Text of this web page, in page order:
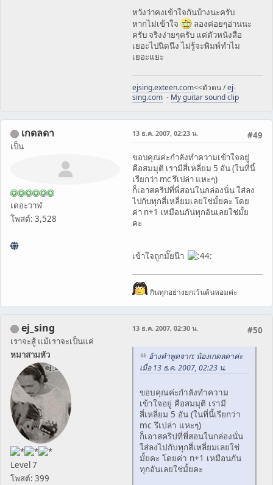
หวังว่าคงเข้าใจกันบ้างนะครับ
หากไม่เข้าใจ
ลองค่อยๆอ่านนะ
ครับ จริงง่ายๆครับ แต่ตัวหนังสือ
เยอะไปนิดนึง ไม่รู้จะพิมพ์ทำไม
เยอะแยะ
ejsing.exteen.com<<ตัวตน /ej-
sing.com - My guitar sound clip
เกดลดา
เป็น
เดอะวาฬ
โพสต์: 3,528
#49
13 ธ.ค. 2007, 02:23 น.
ขอบคุณค่ะกำลังทำความเข้าใจอยู่
คือสมมุติ เรามีสี่เหลี่ยม 5 อัน (ในที่นี้
เรียกว่า mc รึเปล่า แหะๆ)
ก็เอาสคริปที่พี่สอนในกล่องนั่น ใส่ลง
ไปกับทุกสี่เหลี่ยมเลยใช่มั้ยคะ โดย
ค่า n+1 เหมือนกันทุกอันเลยใช่มั้ย
คะ
เข้าใจถูกมั๊ยน๊า
กินทุกอย่างยกเว้นต้นหอมค่ะ
ej_sing
เราจะสู้ แม้เราจะเป็นแค่
หมาสามหัว
Level 7
โพสต์: 399
#50
13 ธ.ค. 2007, 02:30 น.
อ้างคำพูดจาก: น้องเกดลดาค่ะ
เมื่อ 13 ธ.ค. 2007, 02:23 น.
ขอบคุณค่ะกำลังทำความ
เข้าใจอยู่ คือสมมุติ เรามี
สี่เหลี่ยม 5 อัน (ในที่นี้เรียกว่า
mc รึเปล่า แหะๆ)
ก็เอาสคริปที่พี่สอนในกล่องนั่น
ใส่ลงไปกับทุกสี่เหลี่ยมเลยใช่
มั้ยคะ โดยค่า n+1 เหมือนกัน
ทุกอันเลยใช่มั้ยคะ